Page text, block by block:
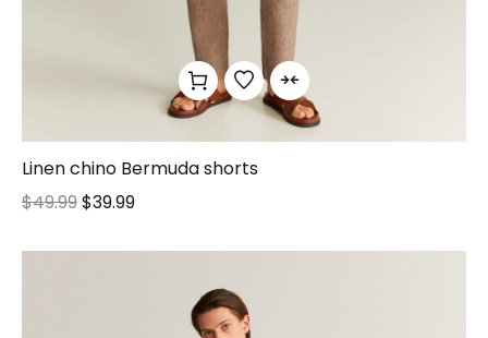
Linen chino Bermuda shorts
$49.99$39.99